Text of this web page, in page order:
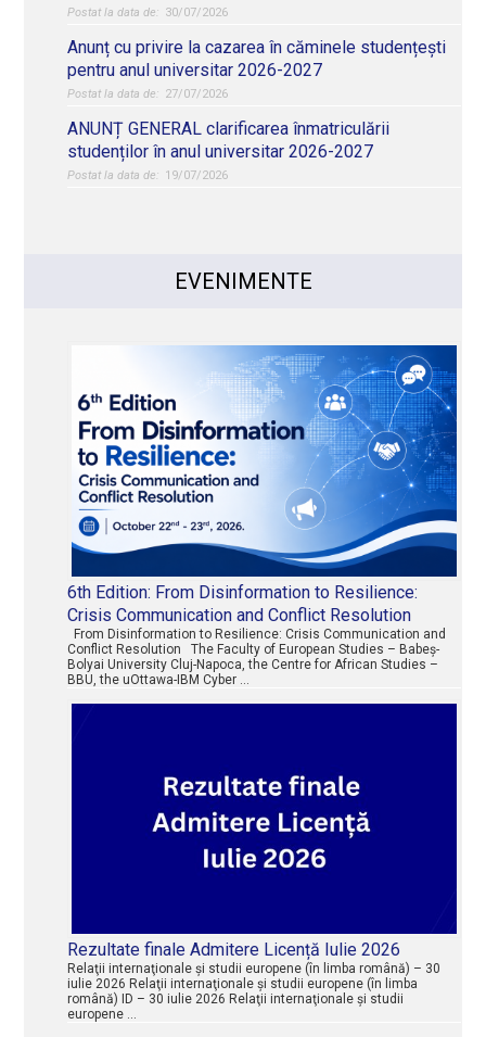
30/07/2026
Anunț cu privire la cazarea în căminele studențești
pentru anul universitar 2026-2027
27/07/2026
ANUNȚ GENERAL clarificarea înmatriculării
studenților în anul universitar 2026-2027
19/07/2026
EVENIMENTE
6th Edition: From Disinformation to Resilience:
Crisis Communication and Conflict Resolution
From Disinformation to Resilience: Crisis Communication and
Conflict Resolution The Faculty of European Studies – Babeș-
Bolyai University Cluj-Napoca, the Centre for African Studies –
BBU, the uOttawa-IBM Cyber …
Rezultate finale Admitere Licență Iulie 2026
Relaţii internaţionale şi studii europene (în limba română) – 30
iulie 2026 Relaţii internaţionale şi studii europene (în limba
română) ID – 30 iulie 2026 Relaţii internaţionale şi studii
europene …